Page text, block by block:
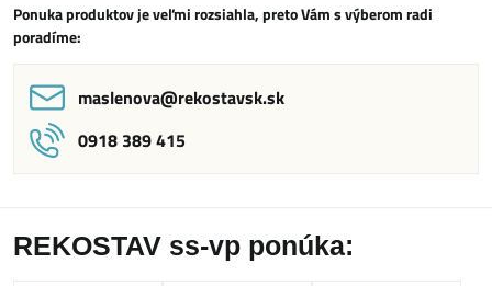
Ponuka produktov je veľmi rozsiahla, preto Vám s výberom radi
poradíme:
maslenova​@rekostavsk​.sk
0918 389 415
REKOSTAV ss-vp ponúka: